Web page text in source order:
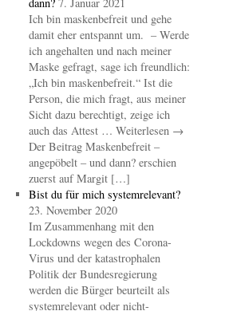
Ich bin maskenbefreit und gehe
damit eher entspannt um. – Werde
ich angehalten und nach meiner
Maske gefragt, sage ich freundlich:
„Ich bin maskenbefreit.“ Ist die
Person, die mich fragt, aus meiner
Sicht dazu berechtigt, zeige ich
auch das Attest … Weiterlesen →
Der Beitrag Maskenbefreit –
angepöbelt – und dann? erschien
zuerst auf Margit […]
Bist du für mich systemrelevant?
23. November 2020
Im Zusammenhang mit den
Lockdowns wegen des Corona-
Virus und der katastrophalen
Politik der Bundesregierung
werden die Bürger beurteilt als
systemrelevant oder nicht-